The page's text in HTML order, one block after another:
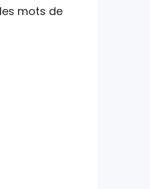
mots de